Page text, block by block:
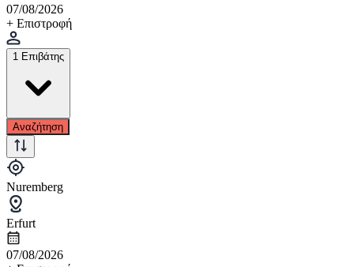
07/08/2026
+ Επιστροφή
1 Επιβάτης
Αναζήτηση
Nuremberg
Erfurt
07/08/2026